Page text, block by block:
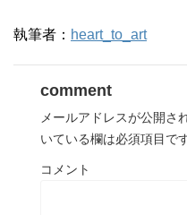
執筆者： heart_to_art
comment
メールアドレスが公開さ
いている欄は必須項目で
コメント